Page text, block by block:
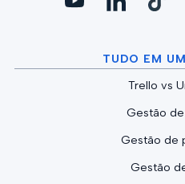
TUDO EM
Trello vs
Gestão
Gestão de
Gestão